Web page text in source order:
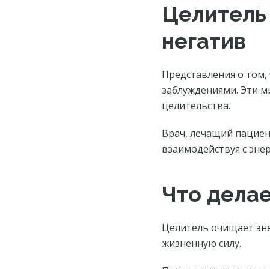
негатив
Представления о
заблуждениями. Эти
целительства.
Врач, лечащий
взаимодействуя с
Что
Целитель очищает
жизненную силу.